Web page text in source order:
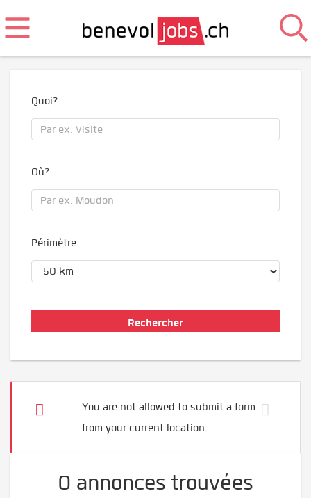
Quoi?
Où?
Périmètre
You are not allowed to submit a form
from your current location.
0 annonces trouvées